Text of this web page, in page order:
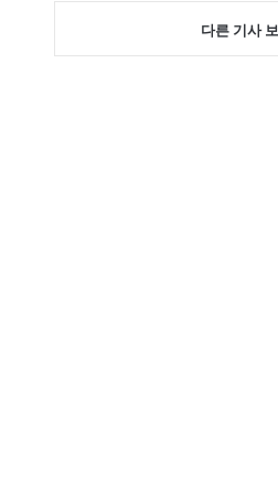
다른 기사